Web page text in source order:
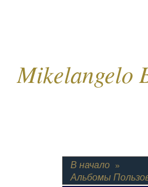
Mikelangelo
В начало »
Альбомы